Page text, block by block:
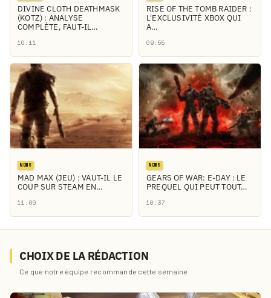
DIVINE CLOTH DEATHMASK
(KOTZ) : ANALYSE
COMPLÈTE, FAUT-IL…
10:11
RISE OF THE TOMB RAIDER :
L'EXCLUSIVITÉ XBOX QUI
A…
09:55
NEWS
MAD MAX (JEU) : VAUT-IL LE
COUP SUR STEAM EN…
11:00
NEWS
GEARS OF WAR: E-DAY : LE
PREQUEL QUI PEUT TOUT…
10:37
CHOIX DE LA RÉDACTION
Ce que notre équipe recommande cette semaine